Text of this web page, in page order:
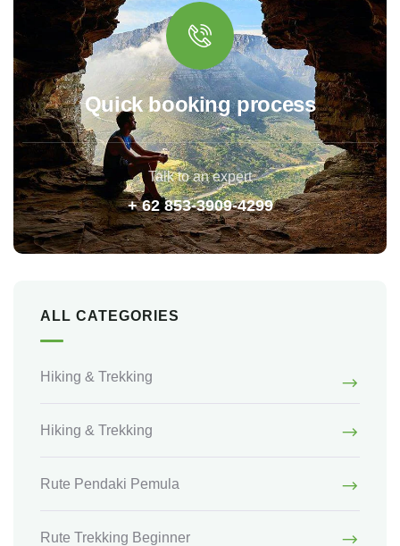
Quick booking process
Talk to an expert
+ 62 853-3909-4299
ALL CATEGORIES
Hiking & Trekking
Hiking & Trekking
Rute Pendaki Pemula
Rute Trekking Beginner